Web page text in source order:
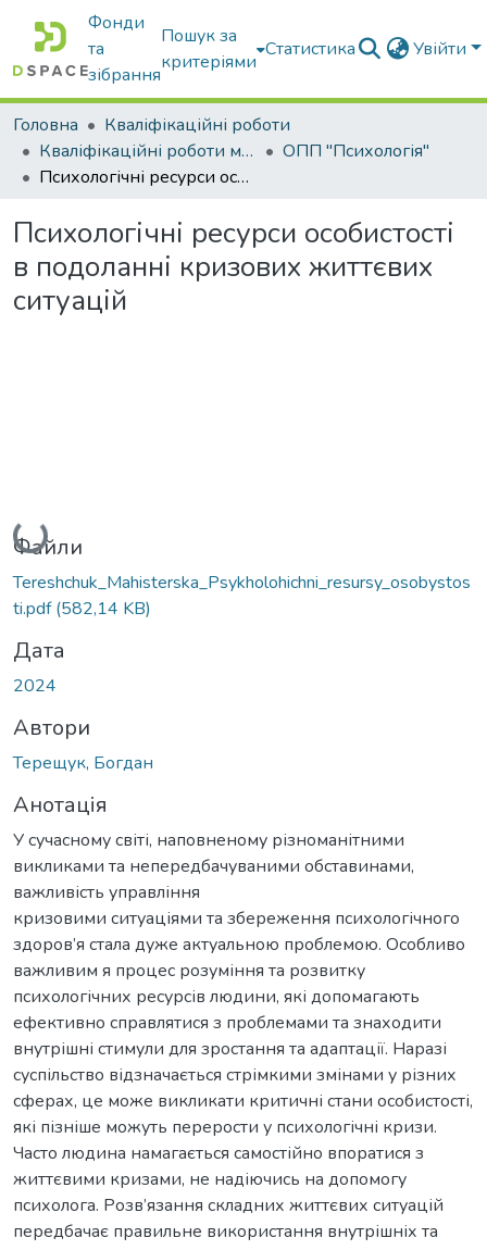
Фонди
та
зібрання
Пошук за
критеріями
Статистика Увійти
Головна
Кваліфікаційні роботи
Кваліфікаційні роботи магістрів
ОПП "Психологія"
Психологічні ресурси особистості в подоланні кризових життєвих ситуацій
Психологічні ресурси особистості
в подоланні кризових життєвих
ситуацій
Вантажиться...
Файли
Tereshchuk_Mahisterska_Psykholohichni_resursy_osobystos
ti.pdf(582,14 KB)
Дата
2024
Автори
Терещук, Богдан
Анотація
У сучасному світі, наповненому різноманітними
викликами та непередбачуваними обставинами,
важливість управління
кризовими ситуаціями та збереження психологічного
здоров’я стала дуже актуальною проблемою. Особливо
важливим я процес розуміння та розвитку
психологічних ресурсів людини, які допомагають
ефективно справлятися з проблемами та знаходити
внутрішні стимули для зростання та адаптації. Наразі
суспільство відзначається стрімкими змінами у різних
сферах, це може викликати критичні стани особистості,
які пізніше можуть перерости у психологічні кризи.
Часто людина намагається самостійно впоратися з
життєвими кризами, не надіючись на допомогу
психолога. Розв’язання складних життєвих ситуацій
передбачає правильне використання внутрішніх та